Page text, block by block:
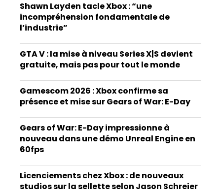
Shawn Layden tacle Xbox : “une
incompréhension fondamentale de
l’industrie”
GTA V : la mise à niveau Series X|S devient
gratuite, mais pas pour tout le monde
Gamescom 2026 : Xbox confirme sa
présence et mise sur Gears of War: E-Day
Gears of War: E-Day impressionne à
nouveau dans une démo Unreal Engine en
60fps
Licenciements chez Xbox : de nouveaux
studios sur la sellette selon Jason Schreier